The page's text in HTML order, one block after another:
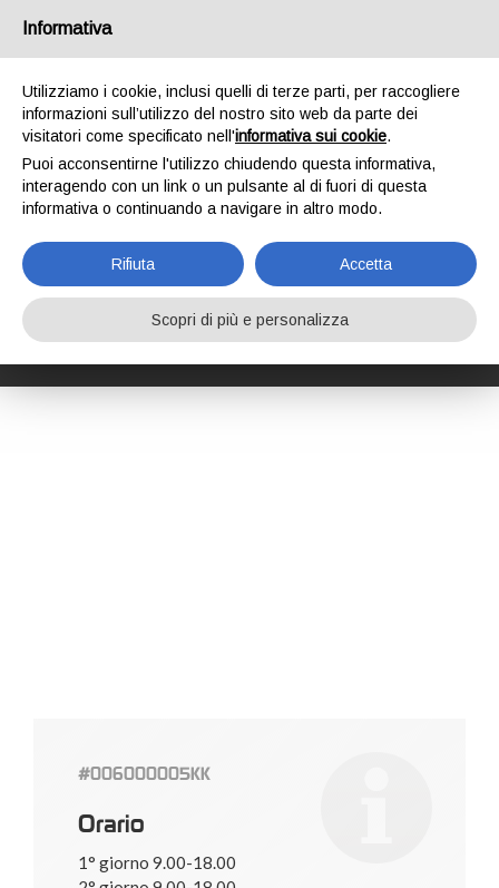
SICUREZZA SUL LAVORO
AMBIENTI CONFINATI O SOSPETTI DI INQUINAMENTO
AMBIENTI CONFINATI
O SOSPETTI DI
INQUINAMENTO
#006000005KK
Orario
1° giorno 9.00-18.00
Informativa
Utilizziamo i cookie, inclusi quelli di terze parti, per raccogliere
informazioni sull’utilizzo del nostro sito web da parte dei
visitatori come specificato nell'informativa sui cookie.
Puoi acconsentirne l'utilizzo chiudendo questa informativa,
interagendo con un link o un pulsante al di fuori di questa
informativa o continuando a navigare in altro modo.
Rifiuta Accetta
Scopri di più e personalizza